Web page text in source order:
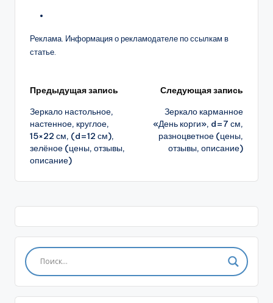
Реклама. Информация о рекламодателе по ссылкам в
статье.
Навигация
записи
Предыдущая запись
Зеркало настольное,
настенное, круглое,
15×22 см, (d=12 см),
зелёное (цены, отзывы,
описание)
Следующая запись
Зеркало карманное
«День корги», d=7 см,
разноцветное (цены,
отзывы, описание)